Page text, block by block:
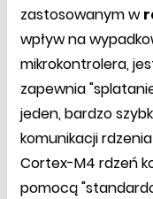
zastosowanym w
wpływ na
mikrokontrolera,
zapewnia
jeden, bardzo
komunikacji
Cortex-M4 rdzeń
pomocą